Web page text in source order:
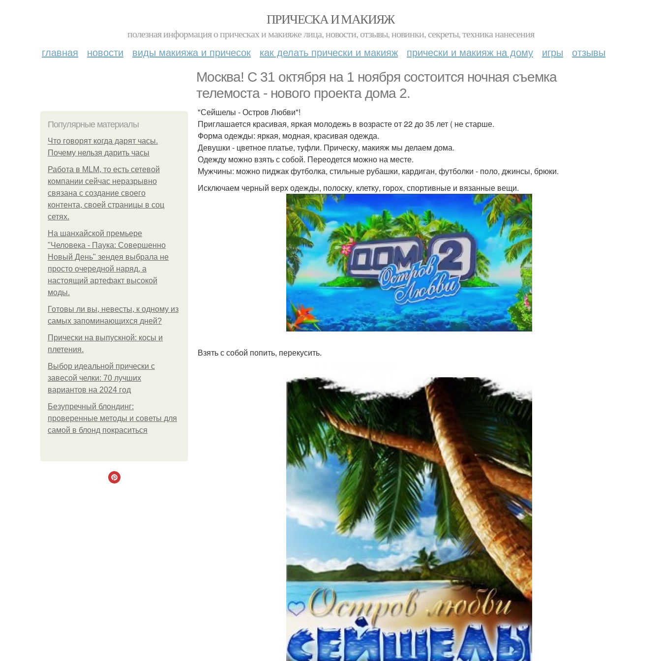
ПРИЧЕСКА И МАКИЯЖ
полезная информация о прическах и макияже лица, новости, отзывы, новинки, секреты, техника нанесения
главная новости виды макияжа и причесок как делать прически и макияж прически и макияж на дому игры отзывы
Москва! С 31 октября на 1 ноября состоится ночная съемка
телемоста - нового проекта дома 2.
Популярные материалы
Что говорят когда дарят часы.
Почему нельзя дарить часы
Работа в MLM, то есть сетевой
компании сейчас неразрывно
связана с создание своего
контента, своей страницы в соц
сетях.
На шанхайской премьере
"Человека - Паука: Совершенно
Новый День" зендея выбрала не
просто очередной наряд, а
настоящий артефакт высокой
моды.
Готовы ли вы, невесты, к одному из
самых запоминающихся дней?
Прически на выпускной: косы и
плетения.
Выбор идеальной прически с
завесой челки: 70 лучших
вариантов на 2024 год
Безупречный блондинг:
проверенные методы и советы для
самой в блонд покраситься
"Сейшелы - Остров Любви"!
Приглашается красивая, яркая молодежь в возрасте от 22 до 35 лет ( не старше.
Форма одежды: яркая, модная, красивая одежда.
Девушки - цветное платье, туфли. Прическу, макияж мы делаем дома.
Одежду можно взять с собой. Переодется можно на месте.
Мужчины: можно пиджак футболка, стильные рубашки, кардиган, футболки - поло, джинсы, брюки.
Исключаем черный верх одежды, полоску, клетку, горох, спортивные и вязанные вещи.
Взять с собой попить, перекусить.